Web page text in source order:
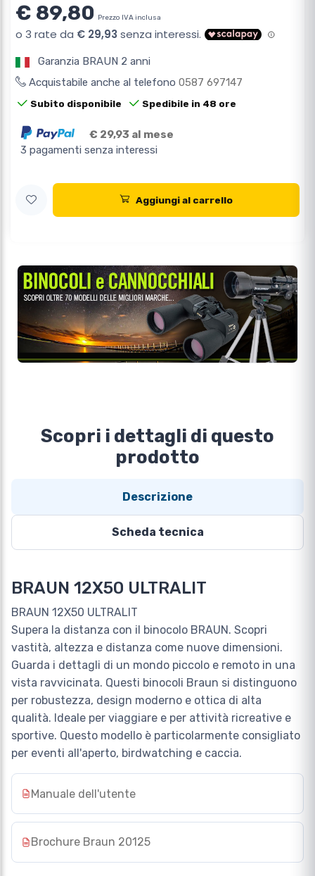
€ 89,80 Prezzo IVA inclusa
Garanzia BRAUN 2 anni
Acquistabile anche al telefono 0587 697147
Subito disponibile Spedibile in 48 ore
€ 29,93 al mese
3 pagamenti senza interessi
Aggiungi al carrello
Scopri i dettagli di questo
prodotto
Descrizione
Scheda tecnica
BRAUN 12X50 ULTRALIT
BRAUN 12X50 ULTRALIT
Supera la distanza con il binocolo BRAUN. Scopri
vastità, altezza e distanza come nuove dimensioni.
Guarda i dettagli di un mondo piccolo e remoto in una
vista ravvicinata. Questi binocoli Braun si distinguono
per robustezza, design moderno e ottica di alta
qualità. Ideale per viaggiare e per attività ricreative e
sportive. Questo modello è particolarmente consigliato
per eventi all'aperto, birdwatching e caccia.
Manuale dell'utente
Brochure Braun 20125